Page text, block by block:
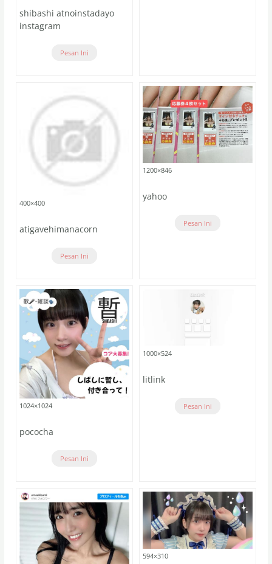
shibashi atnoinstadayo
instagram
Pesan Ini
400×400
atigavehimanacorn
Pesan Ini
1200×846
yahoo
Pesan Ini
1024×1024
pococha
Pesan Ini
1000×524
litlink
Pesan Ini
594×310